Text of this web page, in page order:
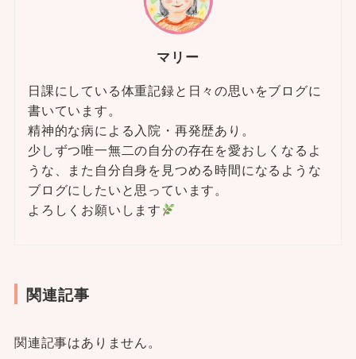
マリー
日課にしている体重記録と日々の思いをブログに
書いています。
精神的な病による入院・再発歴あり。
少しずつ唯一無二の自分の存在を愛おしくなるよ
うな、また自分自身を見つめる時間になるような
ブログにしたいと思っています。
よろしくお願いします
関連記事
関連記事はありません。